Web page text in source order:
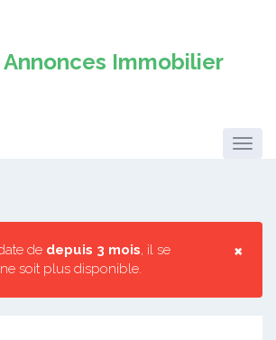
×
de depuis 3 mois, il se
soit plus disponible.